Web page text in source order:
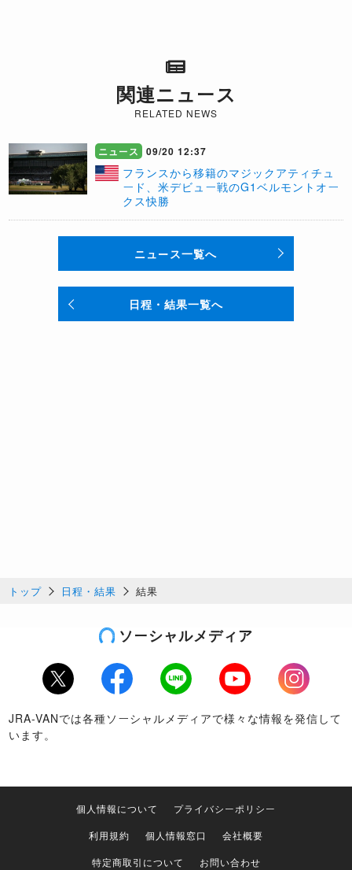
関連ニュース
RELATED NEWS
ニュース 09/20 12:37
フランスから移籍のマジックアティチュ
ード、米デビュー戦のG1ベルモントオー
クス快勝
ニュース一覧へ
日程・結果一覧へ
トップ 日程・結果 結果
ソーシャルメディア
Twitter Facebook LINE Youtube
Instagram
JRA-VANでは各種ソーシャルメディアで様々な情報を発信して
います。
個人情報について
プライバシーポリシー
利用規約
個人情報窓口
会社概要
特定商取引について
お問い合わせ